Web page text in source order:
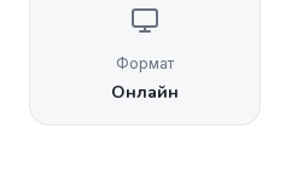
Формат
Онлайн